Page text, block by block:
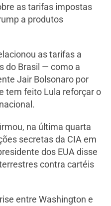
as tarifas impostas
a produtos
as tarifas a
do Brasil — como a
Jair Bolsonaro por
tem feito Lula reforçar o
na última quarta
secretas da CIA em
dos EUA disse
contra cartéis
entre Washington e